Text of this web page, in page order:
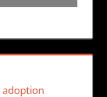
adoption